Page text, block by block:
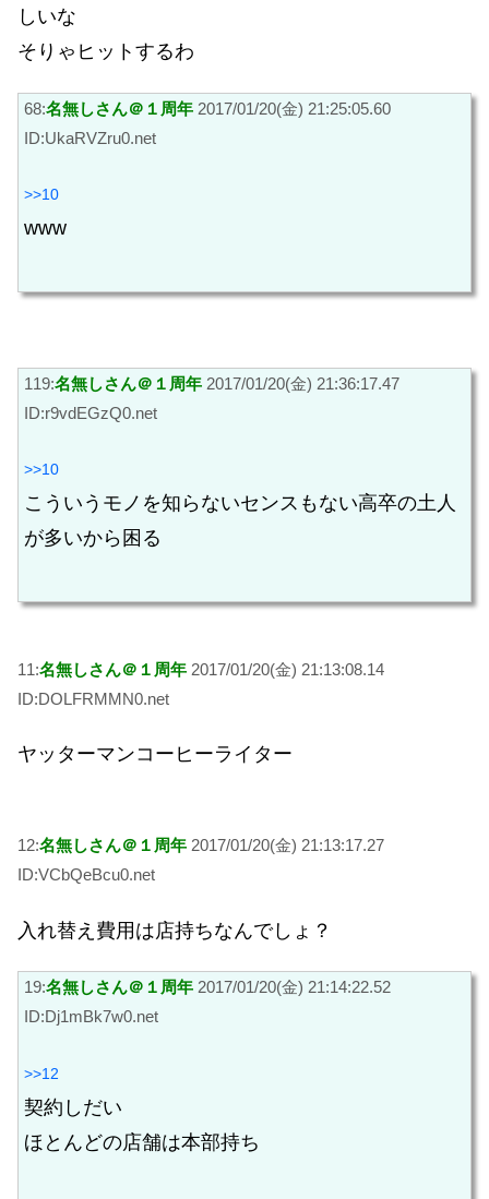
しいな
そりゃヒットするわ
68:名無しさん＠１周年 2017/01/20(金) 21:25:05.60
ID:UkaRVZru0.net
>>10
www
119:名無しさん＠１周年 2017/01/20(金) 21:36:17.47
ID:r9vdEGzQ0.net
>>10
こういうモノを知らないセンスもない高卒の土人
が多いから困る
11:名無しさん＠１周年 2017/01/20(金) 21:13:08.14
ID:DOLFRMMN0.net
ヤッターマンコーヒーライター
12:名無しさん＠１周年 2017/01/20(金) 21:13:17.27
ID:VCbQeBcu0.net
入れ替え費用は店持ちなんでしょ？
19:名無しさん＠１周年 2017/01/20(金) 21:14:22.52
ID:Dj1mBk7w0.net
>>12
契約しだい
ほとんどの店舗は本部持ち